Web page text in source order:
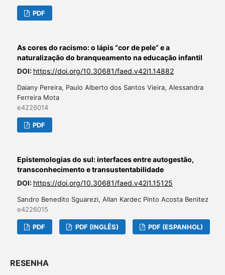
PDF
As cores do racismo: o lápis “cor de pele” e a
naturalização do branqueamento na educação infantil
DOI: https://doi.org/10.30681/faed.v42i1.14882
Daiany Pereira, Paulo Alberto dos Santos Vieira, Alessandra
Ferreira Mota
e4226014
PDF
Epistemologias do sul: interfaces entre autogestão,
transconhecimento e transustentabilidade
DOI: https://doi.org/10.30681/faed.v42i1.15125
Sandro Benedito Sguarezi, Allan Kardec Pinto Acosta Benitez
e4226015
PDF PDF (INGLÊS) PDF (ESPANHOL)
RESENHA